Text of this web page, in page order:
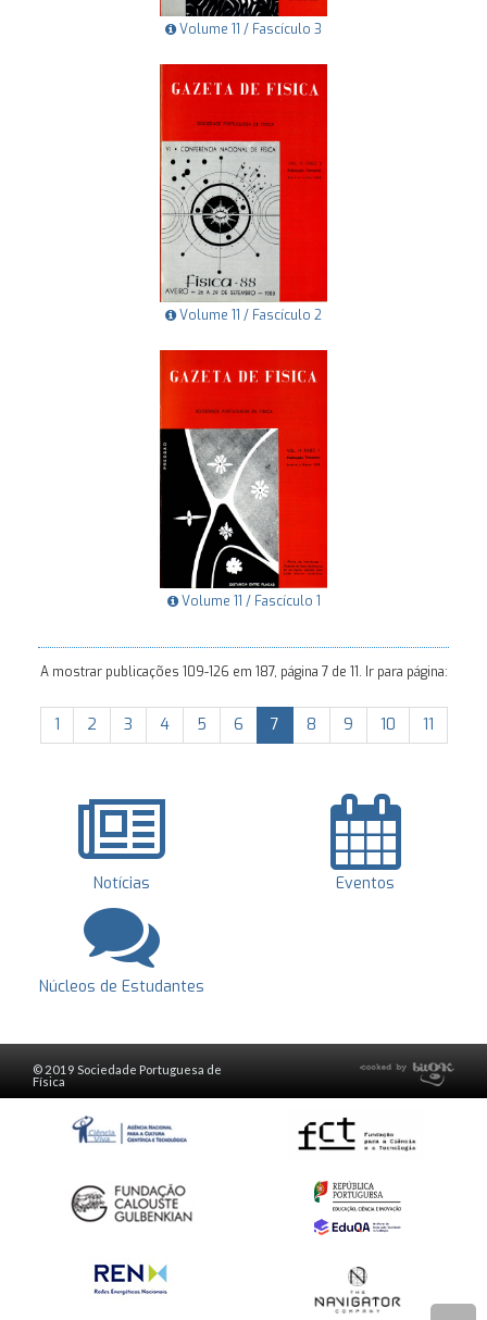
Volume 11 / Fascículo 3
Volume 11 / Fascículo 2
Volume 11 / Fascículo 1
A mostrar publicações 109-126 em 187, página 7 de 11. Ir para página:
1 2 3 4 5 6 7 8 9 10 11
Notícias Eventos
Núcleos de Estudantes
© 2019 Sociedade Portuguesa de
Física